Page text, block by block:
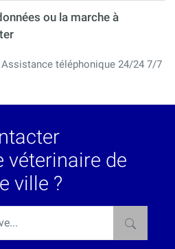
ou la marche à
Assistance téléphonique 24/24 7/7
véterinaire de
ville ?